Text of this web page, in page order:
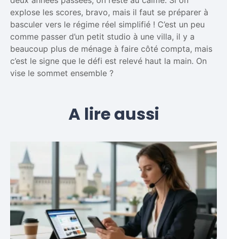
explose les scores, bravo, mais il faut se préparer à
basculer vers le régime réel simplifié ! C’est un peu
comme passer d’un petit studio à une villa, il y a
beaucoup plus de ménage à faire côté compta, mais
c’est le signe que le défi est relevé haut la main. On
vise le sommet ensemble ?
A lire aussi